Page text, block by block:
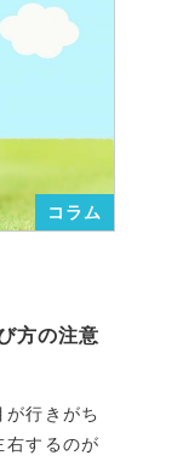
コラム
方の注意
行きがち
右するのが